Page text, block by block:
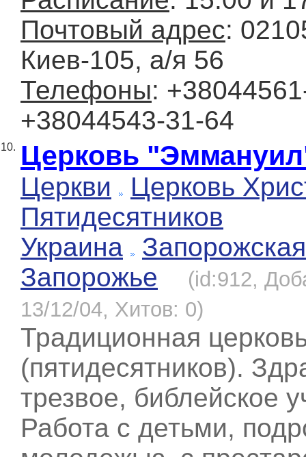
Почтовый адрес:
Киев-105, а/я 56
Телефоны:
+38044543-31-64
10. Церковь
Церкви
Церковь
Пятидесятников
Украина
Запорожская
Запорожье
(id:912,
13/12/04, Хитов: 0)
Традиционная
(пятидесятников).
трезвое, библейское
Работа с детьми,